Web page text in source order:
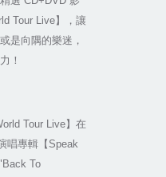
Tour Live】，讓
是向隅的樂迷，
！
Tour Live】在
唱專輯【 Speak
To